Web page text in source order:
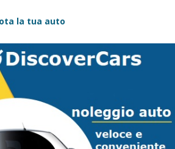
la tua auto